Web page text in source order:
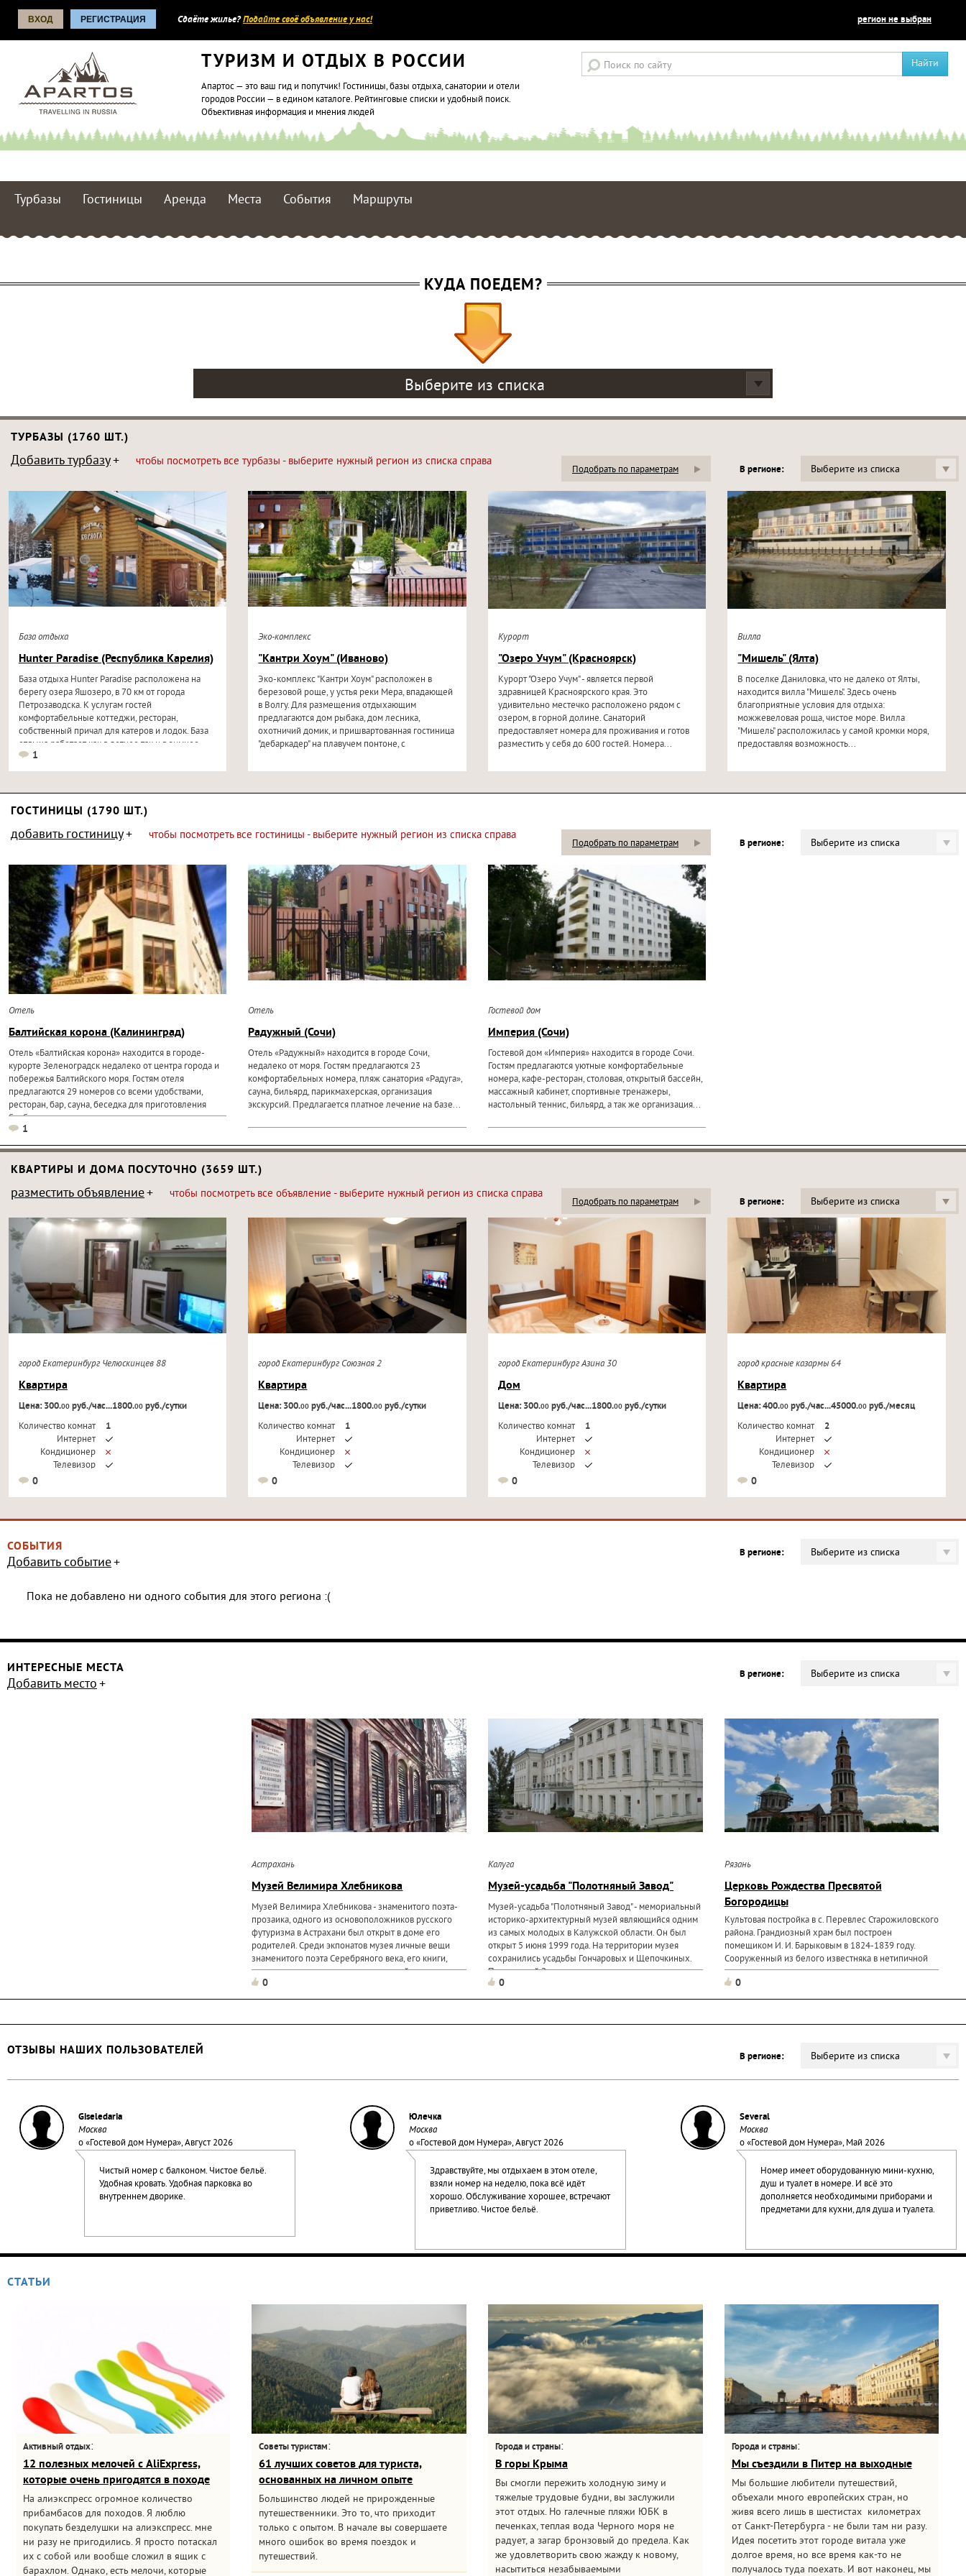
ВХОД РЕГИСТРАЦИЯ Сдаёте жилье?Подайте своё объявление у нас! регион не выбран
ТУРИЗМ И ОТДЫХ В РОССИИ
Апартос — это ваш гид и попутчик! Гостиницы, базы отдыха, санатории и отели
городов России — в едином каталоге. Рейтинговые списки и удобный поиск.
Объективная информация и мнения людей
Найти
Турбазы Гостиницы Аренда Места События Маршруты
КУДА ПОЕДЕМ?
Выберите из списка
ТУРБАЗЫ (1760 ШТ.)
Добавить турбазу чтобы посмотреть все турбазы - выберите нужный регион из списка справа
Подобрать по параметрам В регионе: Выберите из списка
База отдыха
Hunter Paradise (Республика Карелия)
База отдыха Hunter Paradise расположена на
берегу озера Яшозеро, в 70 км от города
Петрозаводска. К услугам гостей
комфортабельные коттеджи, ресторан,
собственный причал для катеров и лодок. База
отдыха работает как в летнее так и в зимнее
время...
1
Эко-комплекс
"Кантри Хоум" (Иваново)
Эко-комплекс "Кантри Хоум" расположен в
березовой роще, у устья реки Мера, впадающей
в Волгу. Для размещения отдыхающим
предлагаются дом рыбака, дом лесника,
охотничий домик, и пришвартованная гостиница
"дебаркадер" на плавучем понтоне, с
Курорт
"Озеро Учум" (Красноярск)
Курорт "Озеро Учум" - является первой
здравницей Красноярского края. Это
удивительно местечко расположено рядом с
озером, в горной долине. Санаторий
предоставляет номера для проживания и готов
разместить у себя до 600 гостей. Номера...
Вилла
"Мишель" (Ялта)
В поселке Даниловка, что не далеко от Ялты,
находится вилла "Мишель". Здесь очень
благоприятные условия для отдыха:
можжевеловая роща, чистое море. Вилла
"Мишель" расположилась у самой кромки моря,
предоставляя возможность...
ГОСТИНИЦЫ (1790 ШТ.)
добавить гостиницу чтобы посмотреть все гостиницы - выберите нужный регион из списка справа
Подобрать по параметрам В регионе: Выберите из списка
Отель
Балтийская корона (Калининград)
Отель «Балтийская корона» находится в городе-
курорте Зеленоградск недалеко от центра города и
побережья Балтийского моря. Гостям отеля
предлагаются 29 номеров со всеми удобствами,
ресторан, бар, сауна, беседка для приготовления
барбекю с
1
Отель
Радужный (Сочи)
Отель «Радужный» находится в городе Сочи,
недалеко от моря. Гостям предлагаются 23
комфортабельных номера, пляж санатория «Радуга»,
сауна, бильярд, парикмахерская, организация
экскурсий. Предлагается платное лечение на базе...
Гостевой дом
Империя (Сочи)
Гостевой дом «Империя» находится в городе Сочи.
Гостям предлагаются уютные комфортабельные
номера, кафе-ресторан, столовая, открытый бассейн,
массажный кабинет, спортивные тренажеры,
настольный теннис, бильярд, а так же организация...
КВАРТИРЫ И ДОМА ПОСУТОЧНО (3659 ШТ.)
разместить объявление чтобы посмотреть все объявление - выберите нужный регион из списка справа
Подобрать по параметрам В регионе: Выберите из списка
город Екатеринбург Челюскинцев 88
Квартира
Цена: 300.00руб./час...1800.00руб./сутки
Количество комнат
1
Интернет
Кондиционер
Телевизор
0
город Екатеринбург Союзная 2
Квартира
Цена: 300.00 руб./час...1800.00 руб./сутки
Количество комнат
1
Интернет
Кондиционер
Телевизор
0
город Екатеринбург Азина 30
Дом
Цена: 300.00руб./час...1800.00руб./сутки
Количество комнат
1
Интернет
Кондиционер
Телевизор
0
город красные казармы 64
Квартира
Цена: 400.00 руб./час...45000.00 руб./месяц
Количество комнат
2
Интернет
Кондиционер
Телевизор
0
СОБЫТИЯ
Добавить событие
В регионе: Выберите из списка
Пока не добавлено ни одного события для этого региона :(
ИНТЕРЕСНЫЕ МЕСТА
Добавить место
В регионе: Выберите из списка
Астрахань
Музей Велимира Хлебникова
Музей Велимира Хлебникова - знаменитого поэта-
прозаика, одного из основоположников русского
футуризма в Астрахани был открыт в доме его
родителей. Среди экпонатов музея личные вещи
знаменитого поэта Серебряного века, его книги,
черновики, подлинники произведений, живописные
полотна Веры...
0
Калуга
Музей-усадьба "Полотняный Завод"
Музей-усадьба "Полотняный Завод" - мемориальный
историко-архитектурный музей являющийся одним
из самых молодых в Калужской области. Он был
открыт 5 июня 1999 года. На территории музея
сохранились усадьбы Гончаровых и Щепочкиных.
Полотняный Завод - это парусно-полотняная и
бумажная мануфактуры...
0
Рязань
Церковь Рождества Пресвятой
Богородицы
Культовая постройка в с. Перевлес Старожиловского
района. Грандиозный храм был построен
помещиком И. И. Барыковым в 1824-1839 году.
Сооруженный из белого известняка в нетипичной
для того времени манере позднего классицизма
храм поражает с первого взгляда. Ротонда
Рождественской церкви очень...
0
ОТЗЫВЫ НАШИХ ПОЛЬЗОВАТЕЛЕЙ В регионе: Выберите из списка
Giseledaria
Москва
о «Гостевой дом Нумера», Август 2026
Чистый номер с балконом. Чистое бельё.
Удобная кровать. Удобная парковка во
внутреннем дворике.
Юлечка
Москва
о «Гостевой дом Нумера», Август 2026
Здравствуйте, мы отдыхаем в этом отеле,
взяли номер на неделю, пока всё идёт
хорошо. Обслуживание хорошее, встречают
приветливо. Чистое бельё.
Several
Москва
о «Гостевой дом Нумера», Май 2026
Номер имеет оборудованную мини-кухню,
душ и туалет в номере. И всё это
дополняется необходимыми приборами и
предметами для кухни, для душа и туалета.
СТАТЬИ
Активный отдых:
12 полезных мелочей с AliExpress,
которые очень пригодятся в походе
На алиэкспресс огромное количество
прибамбасов для походов. Я люблю
покупать безделушки на алиэкспресс. мне
ни разу не пригодились. Я просто потаскал
их с собой или вообще сложил в ящик с
барахлом. Однако, есть мелочи, которые
Советы туристам:
61 лучших советов для туриста,
основанных на личном опыте
Большинство людей не прирожденные
путешественники. Это то, что приходит
только с опытом. В начале вы совершаете
много ошибок во время поездок и
путешествий.
Города и страны:
В горы Крыма
Вы смогли пережить холодную зиму и
тяжелые трудовые будни, вы заслужили
этот отдых. Но галечные пляжи ЮБК в
печенках, теплая вода Черного моря не
радует, а загар бронзовый до предела. Как
же удовлетворить свою жажду к новому,
насытиться незабываемыми
Города и страны:
Мы съездили в Питер на выходные
Мы большие любители путешествий,
объехали много европейских стран, но
живя всего лишь в шестистах километрах
от Санкт-Петербурга - не были там ни разу.
Идея посетить этот городе витала уже
долгое время, но все время как-то не
получалось туда поехать. И вот наконец, мы